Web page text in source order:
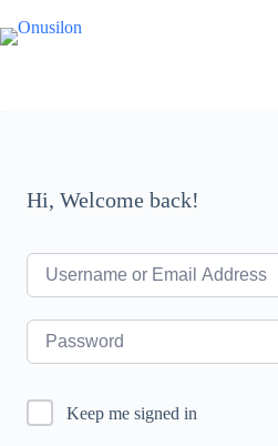
to
content
Hi, Welcome back!
Keep me signed in